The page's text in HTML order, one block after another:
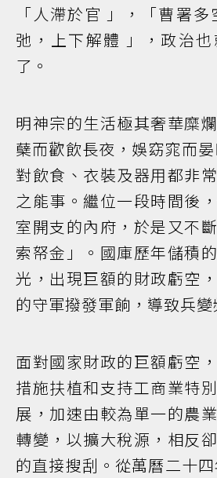
「人滯於官 」，「曹署
弛，上下解體 」，政治
了。
明神宗的生活極其奢華糜
蘖而歡飲長夜，娛窈窕而
對飲食、衣裝及器用都非
之能事。繼位一段時間後
室開支的內府，於是又不
索帑金」。國庫歷年儲積
光，出現巨額的財政虧空
的守軍撥發軍餉，導致兵變
面對國家財政的巨額虧空
措施扶植和支持工商業特
展，加速由較為單一的農
轉變，以擴大稅源，相反
的直接搜刮。從萬曆二十